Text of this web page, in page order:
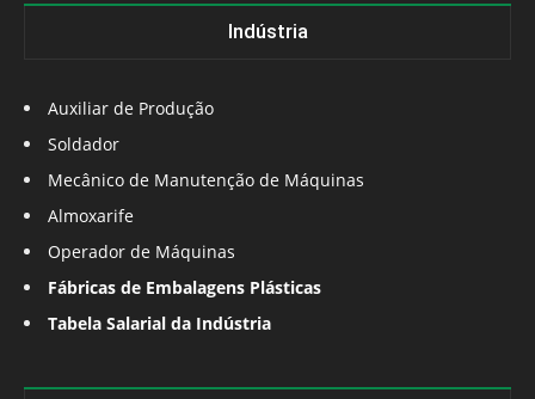
Indústria
Auxiliar de Produção
Soldador
Mecânico de Manutenção de Máquinas
Almoxarife
Operador de Máquinas
Fábricas de Embalagens Plásticas
Tabela Salarial da Indústria